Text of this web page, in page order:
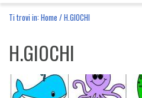
Ti trovi in: Home /H.GIOCHI
H.GIOCHI